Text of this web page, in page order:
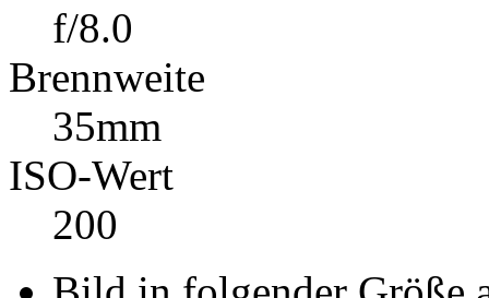
Blende
f/8.0
Brennweite
35mm
ISO-Wert
200